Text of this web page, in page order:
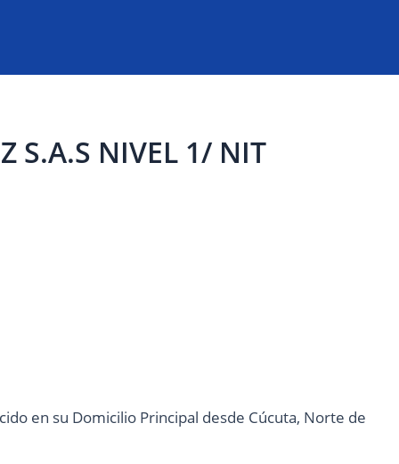
S.A.S NIVEL 1/ NIT
en su Domicilio Principal desde Cúcuta, Norte de